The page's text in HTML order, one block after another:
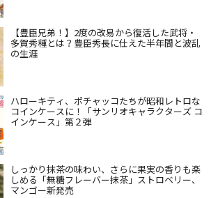
【豊臣兄弟！】2度の改易から復活した武将・
多賀秀種とは？豊臣秀長に仕えた半年間と波乱
の生涯
ハローキティ、ポチャッコたちが昭和レトロな
コインケースに！「サンリオキャラクターズ コ
インケース」第２弾
しっかり抹茶の味わい、さらに果実の香りも楽
しめる「無糖フレーバー抹茶」ストロベリー、
マンゴー新発売